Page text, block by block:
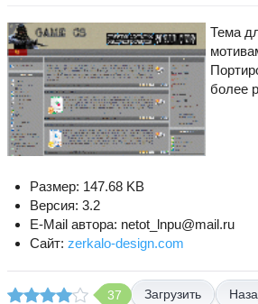
Тема
более
Размер: 147.68 KB
Версия: 3.2
E-Mail автора: netot_lnpu@mail.ru
Сайт: zerkalo-design.com
37